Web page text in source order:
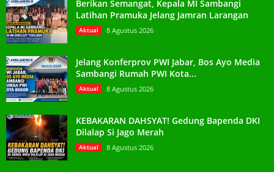
Berikan Semangat, Kepala MI Sambangi
Latihan Pramuka Jelang Jamran Larangan
Aktual 8 Agustus 2026
Jelang Konferprov PWI Jabar, Bos Ayo Media
Sambangi Rumah PWI Kota...
Aktual 8 Agustus 2026
KEBAKARAN DAHSYAT! Gedung Bapenda DKI
Dilalap Si Jago Merah
Aktual 8 Agustus 2026